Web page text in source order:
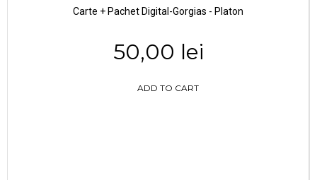
Carte + Pachet Digital-Gorgias - Platon
50,00 lei
ADD TO CART